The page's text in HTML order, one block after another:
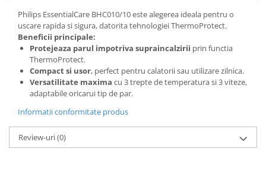
Philips EssentialCare BHC010/10 este alegerea ideala pentru o
uscare rapida si sigura, datorita tehnologiei ThermoProtect.
Beneficii principale:
Protejeaza parul impotriva supraincalzirii prin functia
ThermoProtect.
Compact si usor, perfect pentru calatorii sau utilizare zilnica.
Versatilitate maxima cu 3 trepte de temperatura si 3 viteze,
adaptabile oricarui tip de par.
Informatii conformitate produs
Review-uri(0)